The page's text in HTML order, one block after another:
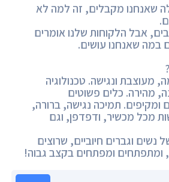
שאנחנו מקבלים, זה למה לא
אבל הלקוחות שלנו אומרים
במה שאנחנו עושים.
מעוצבת ונגישה. טכנולוגיה
מהירה. כלים פשוטים
ומקיפים. תמיכה נגישה, ברורה,
מכל מכשיר, ודפדפן, וגם
נשים וגברים חיוביים, שרוצים
ומתפתחים ומפתחים בקצב גבוה!